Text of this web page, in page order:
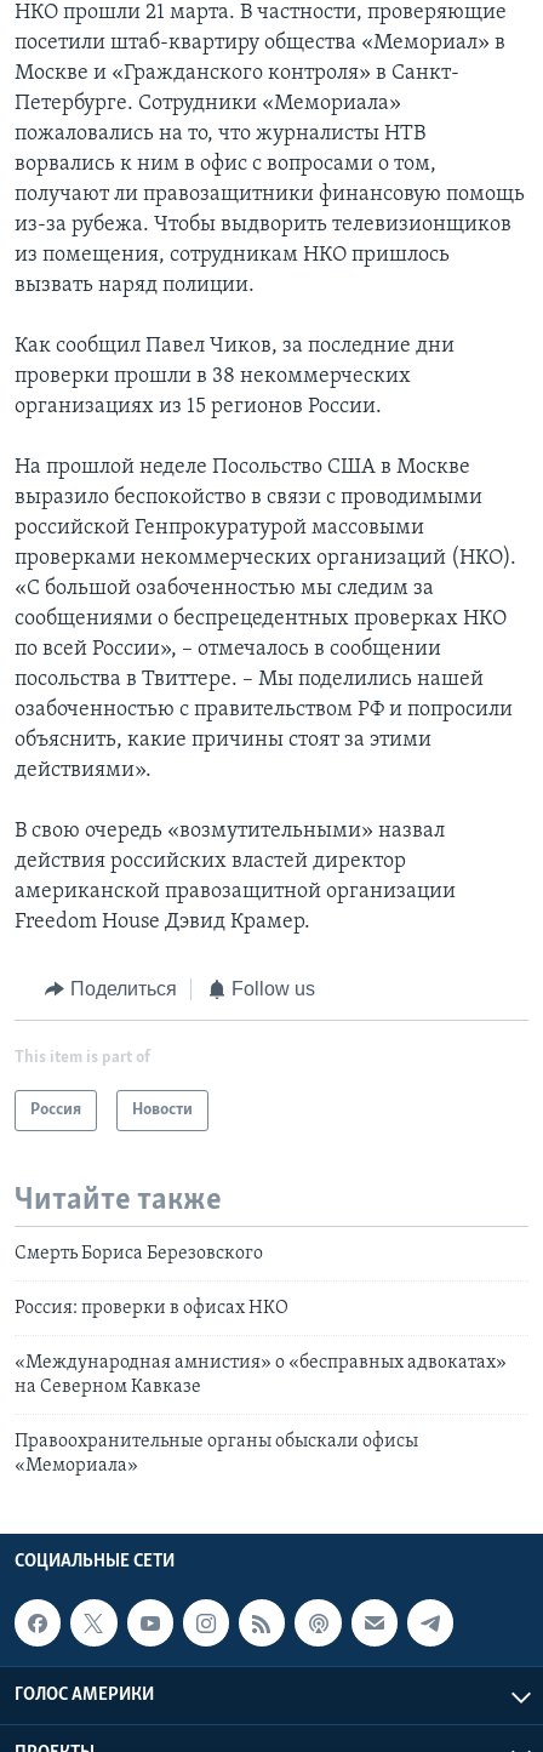
НКО прошли 21 марта. В частности, проверяющие
посетили штаб-квартиру общества «Мемориал» в
Москве и «Гражданского контроля» в Санкт-
Петербурге. Сотрудники «Мемориала»
пожаловались на то, что журналисты НТВ
ворвались к ним в офис с вопросами о том,
получают ли правозащитники финансовую помощь
из-за рубежа. Чтобы выдворить телевизионщиков
из помещения, сотрудникам НКО пришлось
вызвать наряд полиции.
Как сообщил Павел Чиков, за последние дни
проверки прошли в 38 некоммерческих
организациях из 15 регионов России.
На прошлой неделе Посольство США в Москве
выразило беспокойство в связи с проводимыми
российской Генпрокуратурой массовыми
проверками некоммерческих организаций (НКО).
«С большой озабоченностью мы следим за
сообщениями о беспрецедентных проверках НКО
по всей России», – отмечалось в сообщении
посольства в Твиттере. – Мы поделились нашей
озабоченностью с правительством РФ и попросили
объяснить, какие причины стоят за этими
действиями».
В свою очередь «возмутительными» назвал
действия российских властей директор
американской правозащитной организации
Freedom House Дэвид Крамер.
Поделиться Follow us
This item is part of
Россия Новости
Читайте также
Смерть Бориса Березовского
Россия: проверки в офисах НКО
«Международная амнистия» о «бесправных адвокатах»
на Северном Кавказе
Правоохранительные органы обыскали офисы
«Мемориала»
СОЦИАЛЬНЫЕ СЕТИ
ГОЛОС АМЕРИКИ